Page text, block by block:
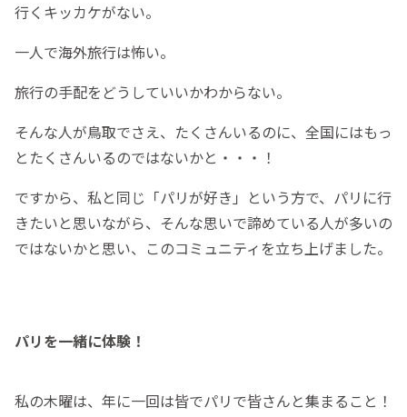
行くキッカケがない。
一人で海外旅行は怖い。
旅行の手配をどうしていいかわからない。
そんな人が鳥取でさえ、たくさんいるのに、全国にはもっ
とたくさんいるのではないかと・・・！
ですから、私と同じ「パリが好き」という方で、パリに行
きたいと思いながら、そんな思いで諦めている人が多いの
ではないかと思い、このコミュニティを立ち上げました。
パリを一緒に体験！
私の木曜は、年に一回は皆でパリで皆さんと集まること！